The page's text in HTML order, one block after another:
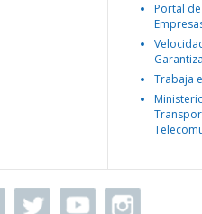
Portal
Trabaja